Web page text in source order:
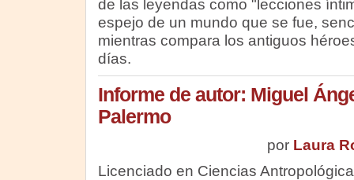
de las leyendas como "lecciones
espejo de un mundo que se fue,
mientras compara los antiguos
días.
Informe de autor: Miguel
Palermo
por Laura
Licenciado en Ciencias